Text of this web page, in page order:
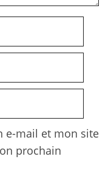
e-mail et mon site
prochain